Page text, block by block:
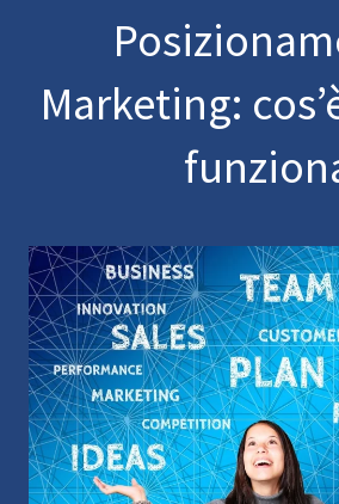
Marketing: